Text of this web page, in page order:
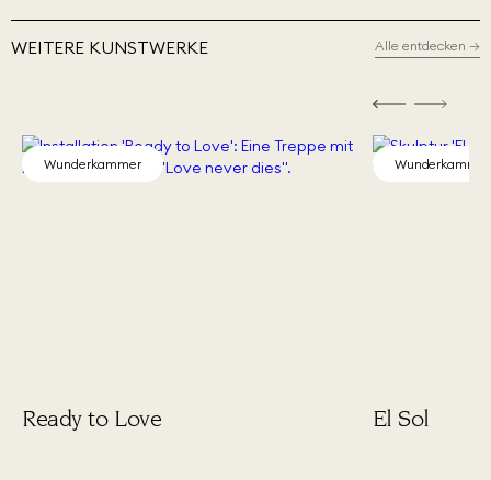
WEITERE KUNSTWERKE Alle entdecken →
Wunderkammer
Ready to Love
Wunderkammer
El Sol